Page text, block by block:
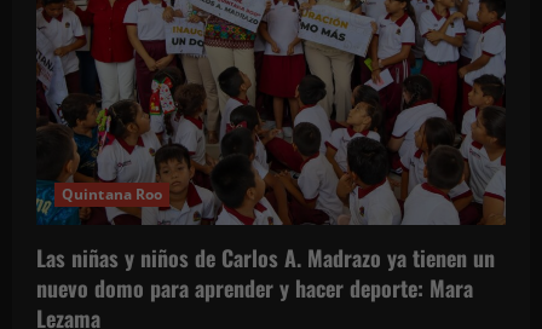
Quintana Roo
Las niñas y niños de Carlos A. Madrazo ya tienen un
nuevo domo para aprender y hacer deporte: Mara
Lezama